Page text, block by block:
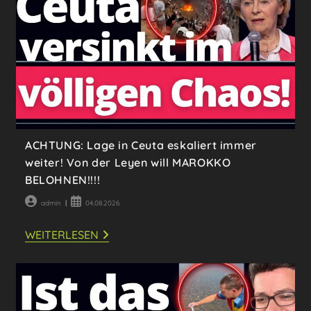
ACHTUNG: Lage in Ceuta eskaliert immer
weiter! Von der Leyen will MAROKKO
BELOHNEN!!!!
Beitrags-
admin
Beitrag04.08.2026
WEITERLESENACHTUNG:
LAGE
CEUTA
ESKALIERT
IMMER
WEITER!
VON